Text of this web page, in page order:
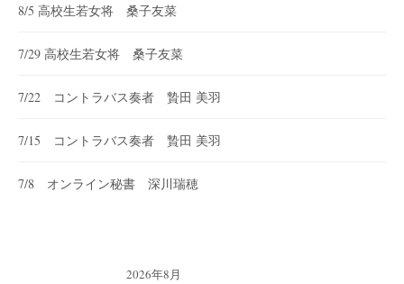
8/5 高校生若女将 桑子友菜
7/29 高校生若女将 桑子友菜
7/22 コントラバス奏者 贄田 美羽
7/15 コントラバス奏者 贄田 美羽
7/8 オンライン秘書 深川瑞穂
2026年8月